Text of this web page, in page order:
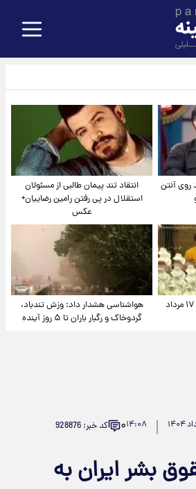
روی آنتن
انتقاد تند پیمان طالبی از مسئولان
استقلال در پی رفتن رامین رضاییان+
عکس
قیمت طلا ۱۸عیار امروز شنبه ۱۷ مرداد
هواشناسی هشدار داد: وزش تندباد،
گردوخاک و رگبار باران تا ۵ روز آینده
۱۴:۰۸۰ کد خبر: 928876
بشر ایران به